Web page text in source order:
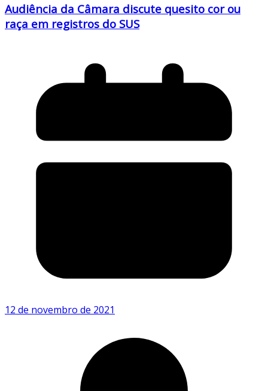
Audiência da Câmara discute quesito cor ou
raça em registros do SUS
12 de novembro de 2021